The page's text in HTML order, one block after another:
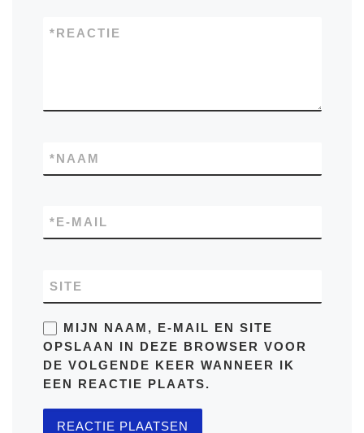
REACTIE
*
NAAM
*
E-MAIL
*
SITE
MIJN NAAM, E-MAIL EN SITE
OPSLAAN IN DEZE BROWSER VOOR
DE VOLGENDE KEER WANNEER IK
EEN REACTIE PLAATS.